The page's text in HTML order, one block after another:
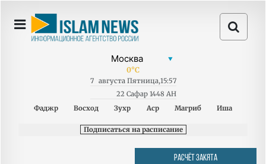
0°C
7 августа Пятница,15:57
22 Сафар 1448 AH
Фаджр
Восход Зухр Аср Магриб Иша
Подписаться на расписание
РАСЧЁТ ЗАКЯТА